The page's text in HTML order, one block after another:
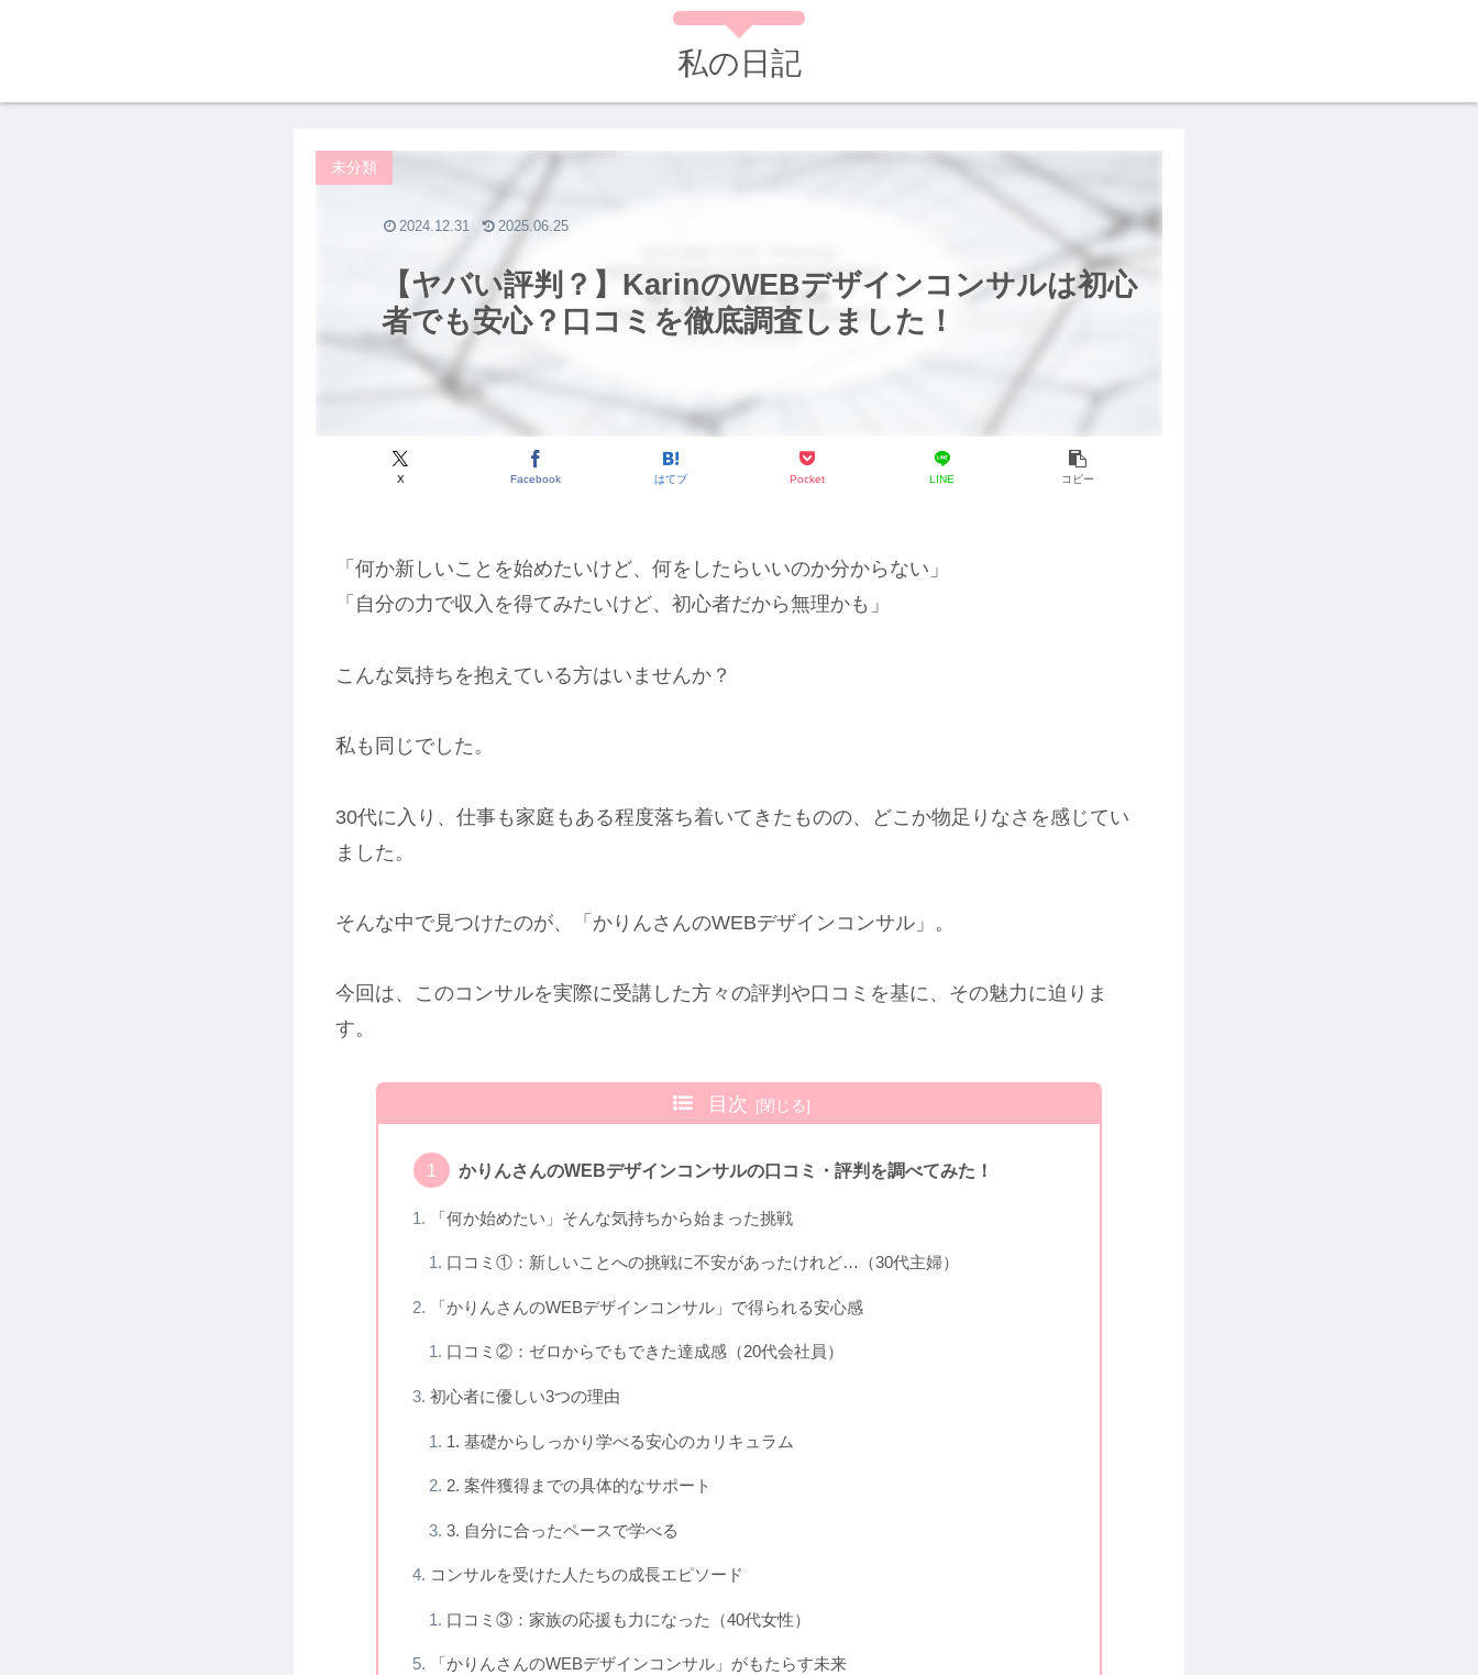
私の日記
【ヤバい評判？】KarinのWEBデザインコンサルは初心
者でも安心？口コミを徹底調査しました！
未分類
X Facebook はてブ Pocket LINE コピー
2024.12.31 2025.06.25
「何か新しいことを始めたいけど、何をしたらいいのか分からない」
「自分の力で収入を得てみたいけど、初心者だから無理かも」
こんな気持ちを抱えている方はいませんか？
私も同じでした。
30代に入り、仕事も家庭もある程度落ち着いてきたものの、どこか物足りなさを感じてい
ました。
そんな中で見つけたのが、「かりんさんのWEBデザインコンサル」。
今回は、このコンサルを実際に受講した方々の評判や口コミを基に、その魅力に迫りま
す。
目次
かりんさんのWEBデザインコンサルの口コミ・評判を調べてみた！
「何か始めたい」そんな気持ちから始まった挑戦
口コミ①：新しいことへの挑戦に不安があったけれど…（30代主婦）
「かりんさんのWEBデザインコンサル」で得られる安心感
口コミ②：ゼロからでもできた達成感（20代会社員）
初心者に優しい3つの理由
1. 基礎からしっかり学べる安心のカリキュラム
2. 案件獲得までの具体的なサポート
3. 自分に合ったペースで学べる
コンサルを受けた人たちの成長エピソード
口コミ③：家族の応援も力になった（40代女性）
「かりんさんのWEBデザインコンサル」がもたらす未来